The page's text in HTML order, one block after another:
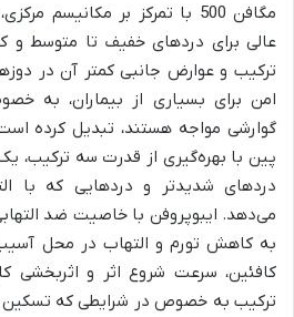
مگافن 500 با تمرکز بر
عالی برای دردهای خفیف تا متوسط
ترکیب و عوارض جانبی کمتر آن در
امن برای بسیاری از بیماران، به
گوارشی مواجه هستند، تبدیل کرده
پین با بهره‌گیری از قدرت سه ترکیب،
دردهای شدیدتر و دردهایی که با
می‌دهد. ایبوپروفن با خاصیت ضد
به کاهش تورم و التهاب در محل
کافئین، سرعت شروع اثر و اثربخشی
ترکیب به خصوص در شرایطی که